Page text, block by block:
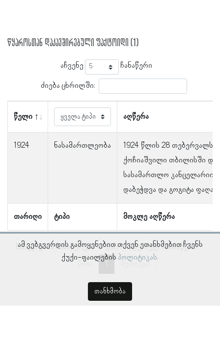
წყაროსთან დაკავშირებული ფაქტოიდი (1)
აჩვენე ჩანაწერი
ძიება ცხრილში:
წელი აღწერა
თარიღი ტიპი მოკლე აღწერა
1924 ნასამართლეობა
1924 წლის 28 თებერვალს
ქოჩიაშვილი თბილისში
სასამართლო
დაბეჭდვა და გოგიტა
ნაჩვენებია ჩანაწერები 1–დან 1–მდე, სულ 1 ჩანაწერი
წინა
შემდეგი
ამ ვებგვერდის გამოყენებით თქვენ ეთანხმებით ჩვენს
ქუქი-ფაილების პოლიტიკას.
თანხმობა